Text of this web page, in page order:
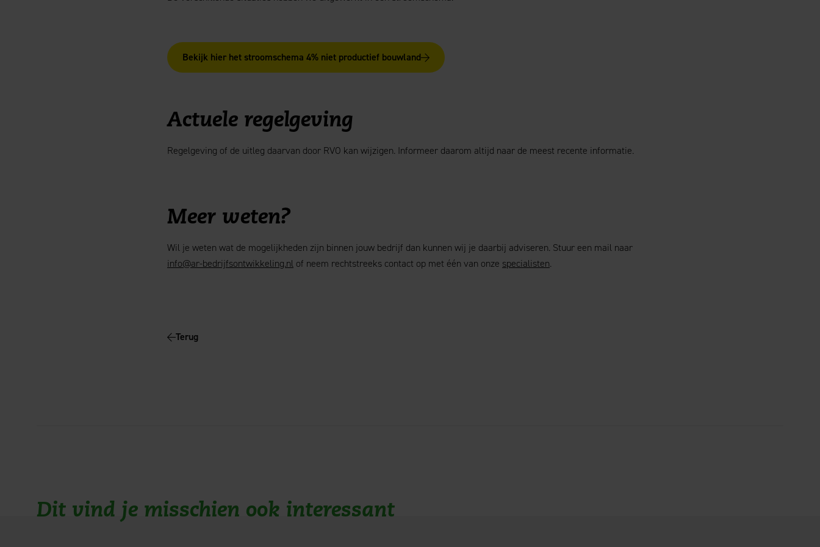
Bekijk hier het stroomschema 4% niet productief bouwland
Actuele regelgeving
Regelgeving of de uitleg daarvan door RVO kan wijzigen. Informeer daarom altijd naar de meest recente informatie.
Meer weten?
Wil je weten wat de mogelijkheden zijn binnen jouw bedrijf dan kunnen wij je daarbij adviseren. Stuur een mail naar
info@ar-bedrijfsontwikkeling.nl of neem rechtstreeks contact op met één van onze specialisten.
Terug
Dit vind je misschien ook interessant